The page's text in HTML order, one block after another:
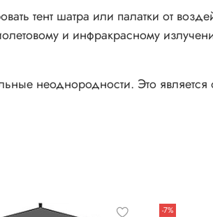
тент шатра или палатки от
и инфракрасному
неоднородности. Это
-7%